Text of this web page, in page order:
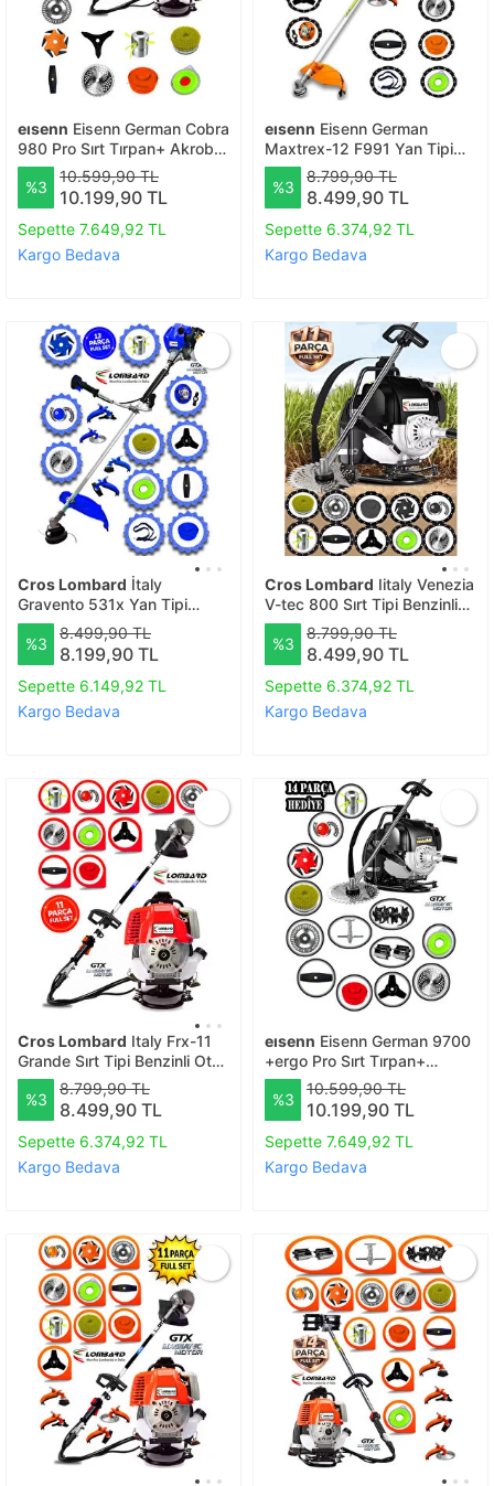
eısenn Eisenn German Cobra
980 Pro Sırt Tırpan+ Akrobat
Çapalama + Toprak Eşeleme
14 Parça Full Set
%3
10.599,90 TL
10.199,90 TL
Sepette 7.649,92 TL
Kargo Bedava
eısenn Eisenn German
Maxtrex-12 F991 Yan Tipi
Benzinli Ot Çalı Çim Biçme
Tırpanı+ 12 Parça Full Arazi
Seti
%3
8.799,90 TL
8.499,90 TL
Sepette 6.374,92 TL
Kargo Bedava
Cros Lombard İtaly
Gravento 531x Yan Tipi
Benzinli Ot Çalı Çim Biçme
Tırpanı+ 12 Pcs Komple
Bahçe Setli
%3
8.499,90 TL
8.199,90 TL
Sepette 6.149,92 TL
Kargo Bedava
Cros Lombard Iitaly Venezia
V-tec 800 Sırt Tipi Benzinli
Ot Çalı Çim Biçme Tırpanı+
Tam Bahçe Setli Hali Yıkamalı
%3
8.799,90 TL
8.499,90 TL
Sepette 6.374,92 TL
Kargo Bedava
Cros Lombard Italy Frx-11
Grande Sırt Tipi Benzinli Ot
Çalı Çim Biçme Tırpanı+ Tam
Bahçe Setli Halı Yıkamalı
%3
8.799,90 TL
8.499,90 TL
Sepette 6.374,92 TL
Kargo Bedava
eısenn Eisenn German 9700
+ergo Pro Sırt Tırpan+
Akrobat Çapalama + Toprak
Eşeleme 14 Parça Full Set
%3
10.599,90 TL
10.199,90 TL
Sepette 7.649,92 TL
Kargo Bedava